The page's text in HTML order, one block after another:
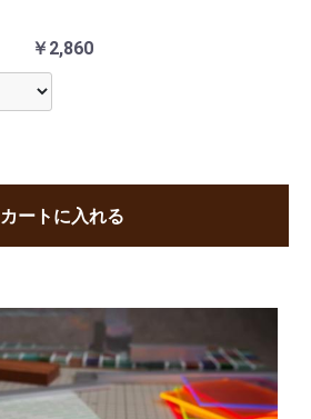
￥2,860
カートに入れる